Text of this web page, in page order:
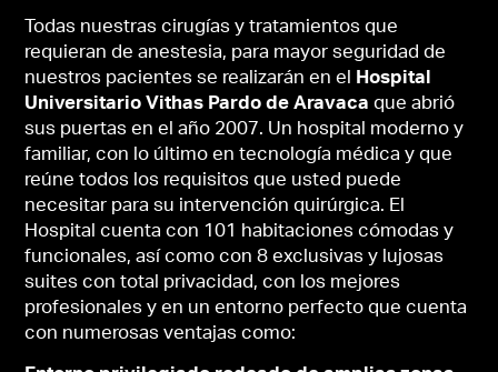
Todas nuestras cirugías y tratamientos que
requieran de anestesia, para mayor seguridad de
nuestros pacientes se realizarán en el
Hospital
Universitario Vithas Pardo de Aravaca que abrió
sus puertas en el año 2007. Un hospital moderno y
familiar, con lo último en tecnología médica y que
reúne todos los requisitos que usted puede
necesitar para su intervención quirúrgica. El
Hospital cuenta con 101 habitaciones cómodas y
funcionales, así como con 8 exclusivas y lujosas
suites con total privacidad, con los mejores
profesionales y en un entorno perfecto que cuenta
con numerosas ventajas como: